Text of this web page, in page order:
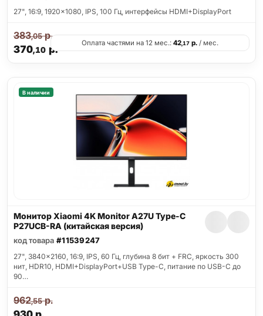
27", 16:9, 1920x1080, IPS, 100 Гц, интерфейсы HDMI+DisplayPort
370,10р.
383,05р.
Оплата частями на 12 мес.: 42,17 р. / мес.
В наличии
Монитор Xiaomi 4K Monitor A27U Type-C
P27UCB-RA (китайская версия)
код товара #11539247
27", 3840x2160, 16:9, IPS, 60 Гц, глубина 8 бит + FRC, яркость 300
нит, HDR10, HDMI+DisplayPort+USB Type-C, питание по USB-C до
90…
962,55р.